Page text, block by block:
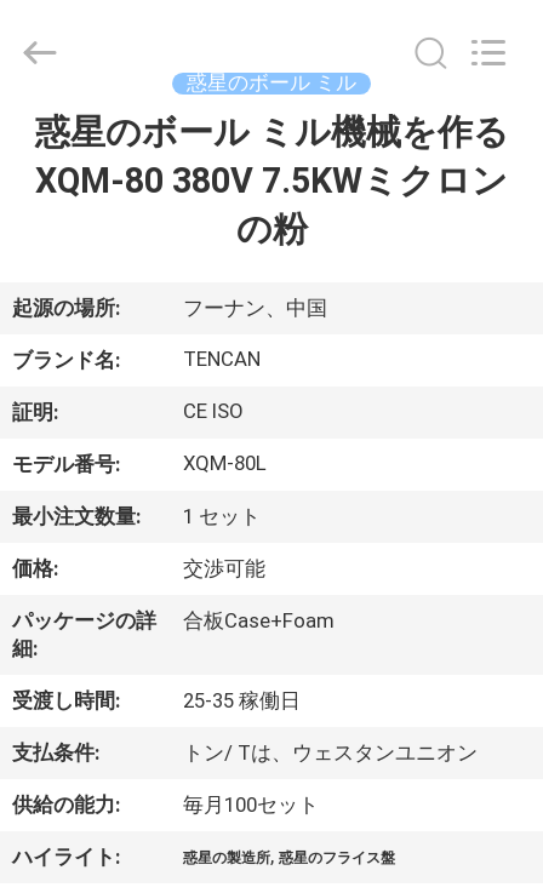
ダ
ク
ト
私
に
つ
い
て
工
場
2026
Technology
Rights
惑星のボール ミル
惑星のボール ミル機械を作る
XQM-80 380V 7.5KWミクロン
の粉
起源の場所: フーナン、中国
ブランド名: TENCAN
証明: CE ISO
モデル番号: XQM-80L
最小注文数量: 1 セット
価格: 交渉可能
パッケージの詳
細:
合板Case+Foam
受渡し時間: 25-35 稼働日
支払条件: トン/ Tは、ウェスタンユニオン
供給の能力: 毎月100セット
ハイライト: 惑星の製造所,惑星のフライス盤